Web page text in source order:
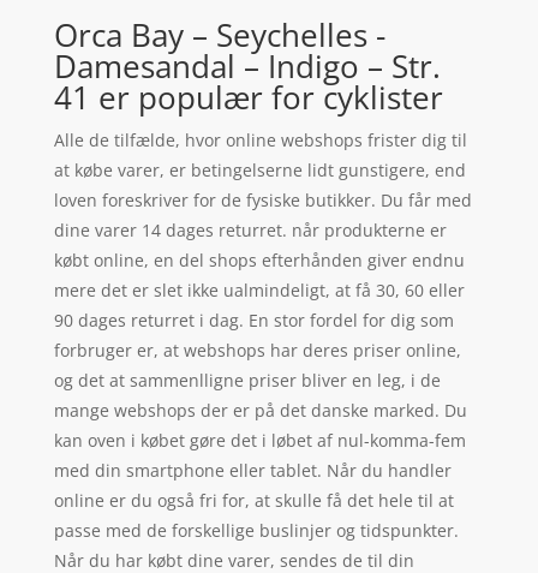
Orca Bay – Seychelles -
Damesandal – Indigo – Str.
41 er populær for cyklister
Alle de tilfælde, hvor online webshops frister dig til
at købe varer, er betingelserne lidt gunstigere, end
loven foreskriver for de fysiske butikker. Du får med
dine varer 14 dages returret. når produkterne er
købt online, en del shops efterhånden giver endnu
mere det er slet ikke ualmindeligt, at få 30, 60 eller
90 dages returret i dag. En stor fordel for dig som
forbruger er, at webshops har deres priser online,
og det at sammenlligne priser bliver en leg, i de
mange webshops der er på det danske marked. Du
kan oven i købet gøre det i løbet af nul-komma-fem
med din smartphone eller tablet. Når du handler
online er du også fri for, at skulle få det hele til at
passe med de forskellige buslinjer og tidspunkter.
Når du har købt dine varer, sendes de til din